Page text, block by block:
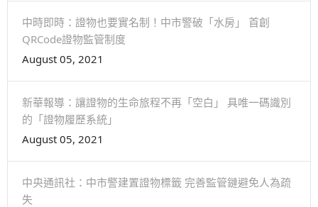
中時即時：證物也要實名制！中市警破「水房」 首創
QRCode證物監管制度
August 05, 2021
新華報導：讓證物的生命旅程不再「空白」 具唯一碼識別
的「證物履歷系統」
August 05, 2021
中央通訊社：中市警建置證物標籤 完善監管鏈避免人為疏
失